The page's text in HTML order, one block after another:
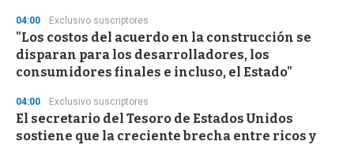
04:00 Exclusivo suscriptores
"Los costos del acuerdo en la construcción se
disparan para los desarrolladores, los
consumidores finales e incluso, el Estado"
04:00 Exclusivo suscriptores
El secretario del Tesoro de Estados Unidos
sostiene que la creciente brecha entre ricos y